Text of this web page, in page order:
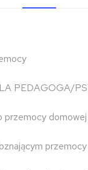
PEDAGOGA/
przemocy